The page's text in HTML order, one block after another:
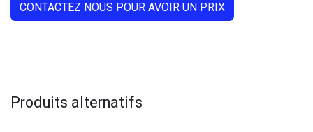
CONTACTEZ NOUS POUR AVOIR UN PRIX
Produits alternatifs